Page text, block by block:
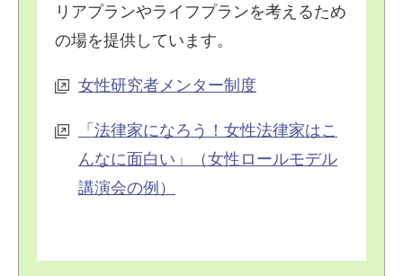
リアプランやライフプランを考えるため
の場を提供しています。
女性研究者メンター制度
「法律家になろう！女性法律家はこ
んなに面白い」（女性ロールモデル
講演会の例）